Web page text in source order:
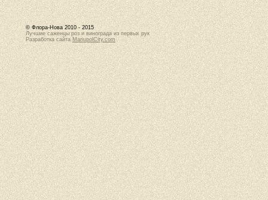
© Флора-Нова 2010 - 2015
Лучшие саженцы роз и винограда из первых рук
Разработка сайтаMariupolCity.com